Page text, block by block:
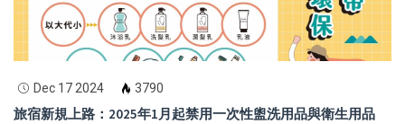
Dec 17 2024 3790
旅宿新規上路：2025年1月起禁用一次性盥洗用品與衛生用品